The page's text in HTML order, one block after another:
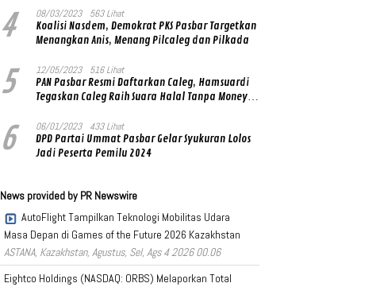
4 08/03/2023 563 Lihat
Koalisi Nasdem, Demokrat PKS Pasbar Targetkan
Menangkan Anis, Menang Pilcaleg dan Pilkada
5 12/05/2023 516 Lihat
PAN Pasbar Resmi Daftarkan Caleg, Hamsuardi
Tegaskan Caleg Raih Suara Halal Tanpa Money
6 06/01/2023 433 Lihat
DPD Partai Ummat Pasbar Gelar Syukuran Lolos
Jadi Peserta Pemilu 2024
News provided by PR Newswire
AutoFlight Tampilkan Teknologi Mobilitas Udara
Masa Depan di Games of the Future 2026 Kazakhstan
ASTANA, Kazakhstan, Agustus, Sel, Ags 4 2026 00.06
Eightco Holdings (NASDAQ: ORBS) Melaporkan Total